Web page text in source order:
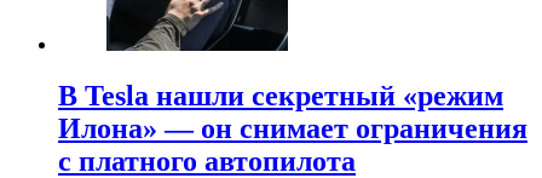
В Tesla нашли секретный «режим
Илона» — он снимает ограничения
с платного автопилота